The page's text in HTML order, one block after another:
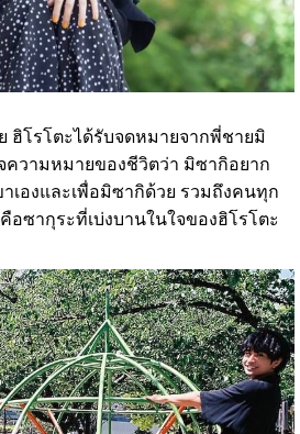
ฮิโรโตะได้รับจดหมายจากพี่ชายมิ
ความหมายของชีวิตว่า มิซากิอยาก
าเองและเพื่อมิซากิด้วย รวมถึงคนทุก
อซากุระที่เบ่งบานในใจของฮิโรโตะ